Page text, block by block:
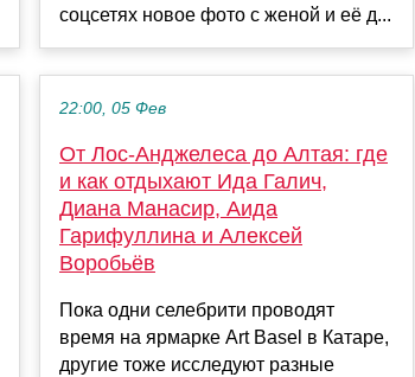
соцсетях новое фото с женой и её д...
22:00, 05 Фев
От Лос-Анджелеса до Алтая: где
и как отдыхают Ида Галич,
Диана Манасир, Аида
Гарифуллина и Алексей
Воробьёв
Пока одни селебрити проводят
время на ярмарке Art Basel в Катаре,
другие тоже исследуют разные